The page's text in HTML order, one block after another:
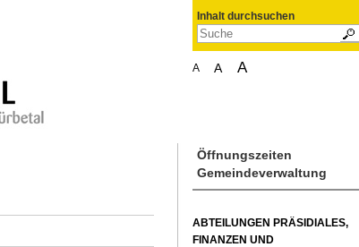
Inhalt durchsuchen
A A A
Öffnungszeiten
Gemeindeverwaltung
ABTEILUNGEN PRÄSIDIALES,
FINANZEN UND